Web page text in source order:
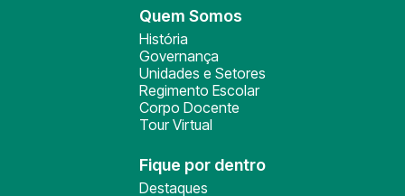
Quem Somos
História
Governança
Unidades e Setores
Regimento Escolar
Corpo Docente
Tour Virtual
Fique por dentro
Destaques